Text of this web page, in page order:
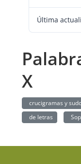
Última
X
crucigramas y
de letras